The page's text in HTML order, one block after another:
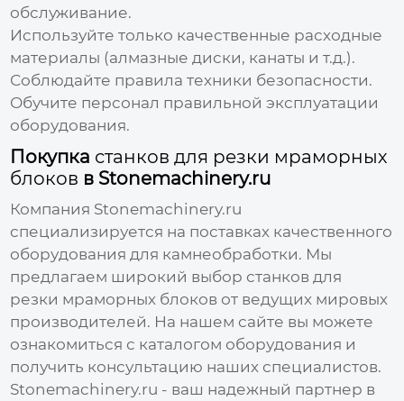
обслуживание.
Используйте только качественные расходные
материалы (алмазные диски, канаты и т.д.).
Соблюдайте правила техники безопасности.
Обучите персонал правильной эксплуатации
оборудования.
Покупка станков для резки мраморных
блоков в Stonemachinery.ru
Компания Stonemachinery.ru
специализируется на поставках качественного
оборудования для камнеобработки. Мы
предлагаем широкий выбор станков для
резки мраморных блоков от ведущих мировых
производителей. На нашем сайте вы можете
ознакомиться с каталогом оборудования и
получить консультацию наших специалистов.
Stonemachinery.ru - ваш надежный партнер в